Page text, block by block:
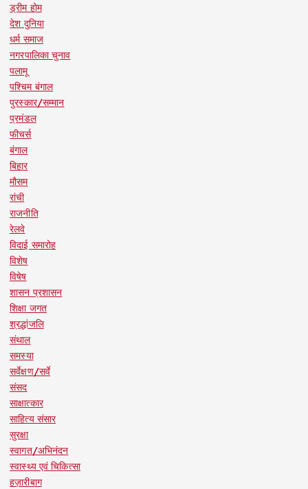
ड्रीम होम
देश दुनिया
धर्म समाज
नगरपालिका चुनाव
पलामू
पश्चिम बंगाल
पुरस्कार/सम्मान
प्रमंडल
फीचर्स
बंगाल
बिहार
मौसम
रांची
राजनीति
रेलवे
विदाई समारोह
विशेष
विषेष
शासन प्रशासन
शिक्षा जगत
श्रद्धांजलि
संथाल
समस्या
सर्वेक्षण/सर्वे
संसद
साक्षात्कार
साहित्य संसार
सुरक्षा
स्वागत/अभिनंदन
स्वास्थ्य एवं चिकित्सा
हज़ारीबाग